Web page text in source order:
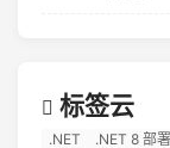
标签云
.NET .NET 8 部署